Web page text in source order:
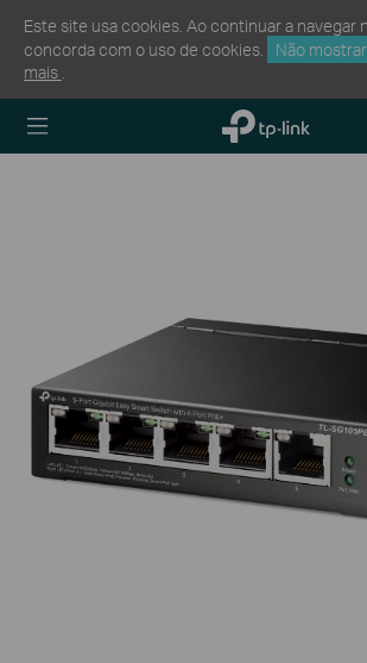
Este site usa cookies. Ao continuar a navegar
concorda com o uso de cookies.
Não
mais
TP-Link,
Reliably